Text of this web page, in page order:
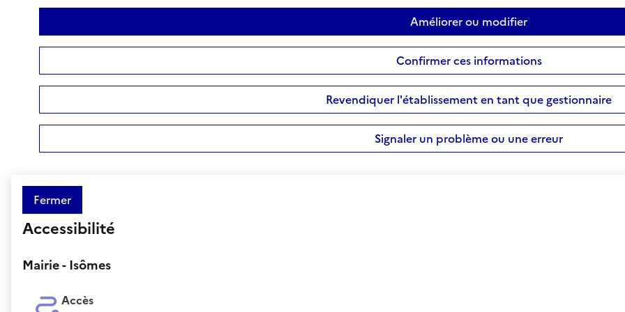
Améliorer ou modifier
Confirmer ces informations
Revendiquer l'établissement en tant que gestionnaire
Signaler un problème ou une erreur
Fermer
Accessibilité
Mairie - Isômes
Accès